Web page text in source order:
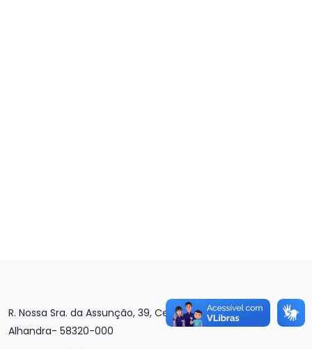
R. Nossa Sra. da Assunção, 39, Centro
Alhandra- 58320-000